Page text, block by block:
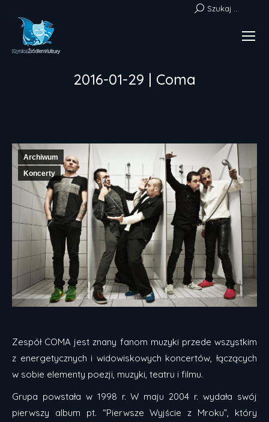
Szukaj:Szukaj ...
2016-01-29 | Coma
Archiwum
Koncerty
Zespół COMA jest znany fanom muzyki przede wszystkim
z energetycznych i widowiskowych koncertów, łączących
w sobie elementy poezji, muzyki, teatru i filmu.
Grupa powstała w 1998 r. W maju 2004 r. wydała swój
pierwszy album pt. “Pierwsze Wyjście z Mroku”, który